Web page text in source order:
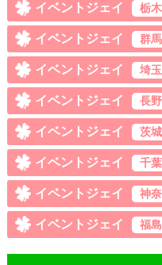
イベントジェイ 栃
イベントジェイ 群
イベントジェイ 埼
イベントジェイ 長
イベントジェイ 茨
イベントジェイ 千
イベントジェイ 神
イベントジェイ 福